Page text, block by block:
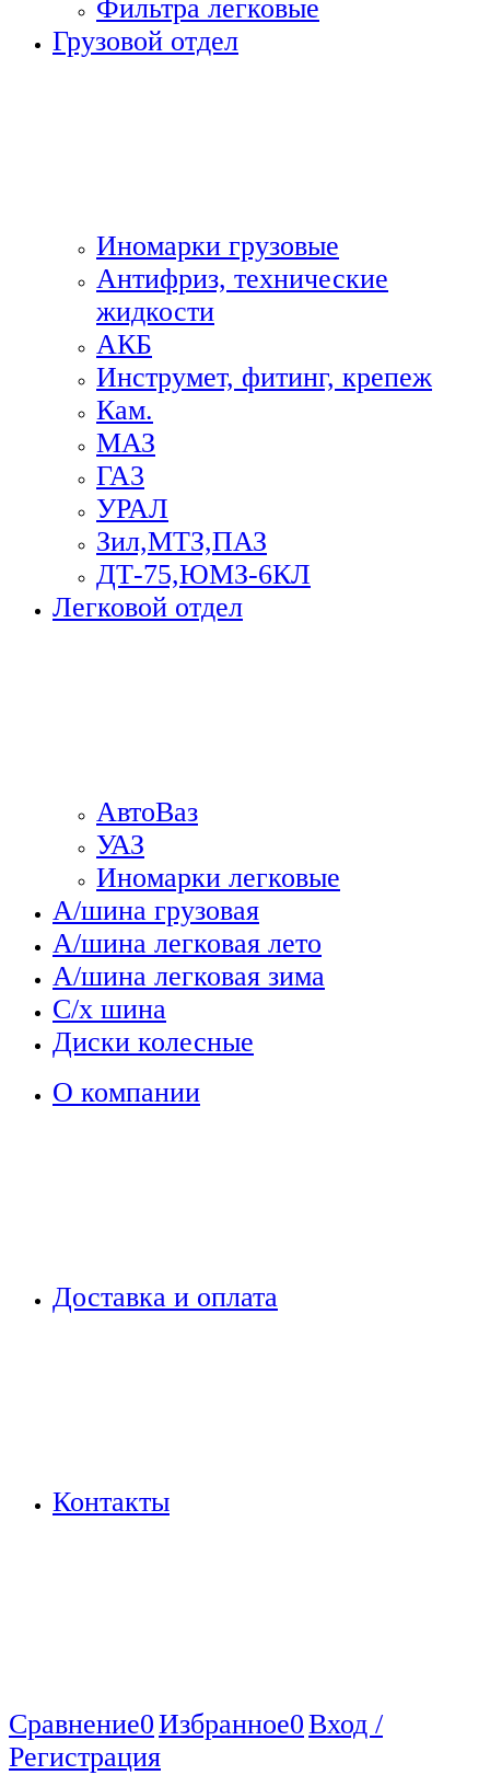
Фильтра легковые
Грузовой отдел
Иномарки грузовые
Антифриз, технические
жидкости
АКБ
Инструмет, фитинг, крепеж
Кам.
МАЗ
ГА3
УРАЛ
Зил,МТЗ,ПАЗ
ДТ-75,ЮМЗ-6КЛ
Легковой отдел
АвтоВаз
УАЗ
Иномарки легковые
А/шина грузовая
А/шина легковая лето
А/шина легковая зима
С/х шина
Диски колесные
О компании
Доставка и оплата
Контакты
Сравнение0Избранное0Вход /
Регистрация